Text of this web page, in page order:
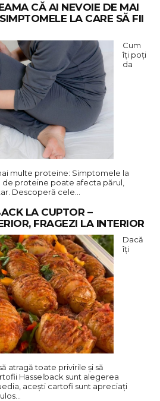
CĂ AI NEVOIE DE MAI
LA CARE SĂ FII
Cum
îți poți
da
multe proteine: Simptomele la
de proteine poate afecta părul,
Descoperă cele…
LA CUPTOR –
FRAGEZI LA INTERIOR
Dacă
îți
atragă toate privirile și să
Hasselback sunt alegerea
acești cartofi sunt apreciați